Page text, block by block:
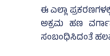
ಈ ಎಲ್ಲಾ
ಅಕ್ರಮ ಹಣ
ಸಂಬಂಧಿಸಿದಂತೆ